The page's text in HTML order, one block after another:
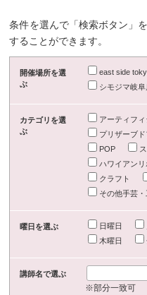
条件を選んで「検索ボタン」
することができます。
開催場所を選
ぶ
east side
シモジマ岐阜
カテゴリを選
ぶ
アーティフ
プリザーブ
POP
ハワイアンリ
クラフト
その他手芸
曜日を選ぶ 日曜日
木曜日
講師名で選ぶ
※部分一致可